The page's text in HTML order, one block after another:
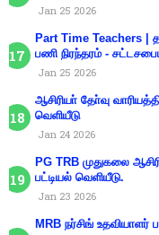
Jan 25 2026
Part Time Teachers |
பணி நிரந்தரம் -
Jan 25 2026
ஆசிரியா் தோ்வு
வெளியீடு
Jan 24 2026
PG TRB முதுகலை
பட்டியல் வெளியீடு.
Jan 23 2026
MRB நர்சிங்